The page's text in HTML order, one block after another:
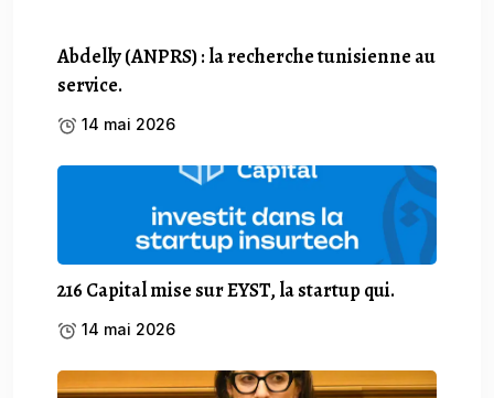
Abdelly (ANPRS) : la recherche tunisienne au
service.
14 mai 2026
216 Capital mise sur EYST, la startup qui.
14 mai 2026